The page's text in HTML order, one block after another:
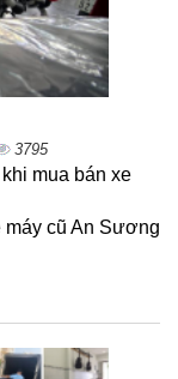
3795
mua bán xe
máy cũ An Sương